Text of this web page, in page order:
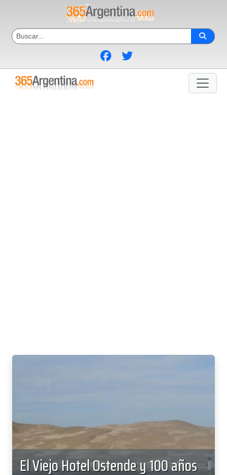
El Viejo Hotel Ostende y 100 años